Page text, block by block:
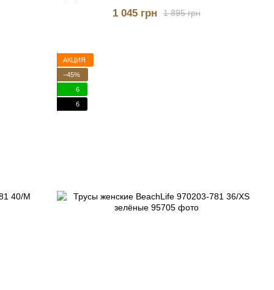
960 42B/85B оливковый
1 895 грн
1 045 грн
АКЦИЯ
−45%
6
6